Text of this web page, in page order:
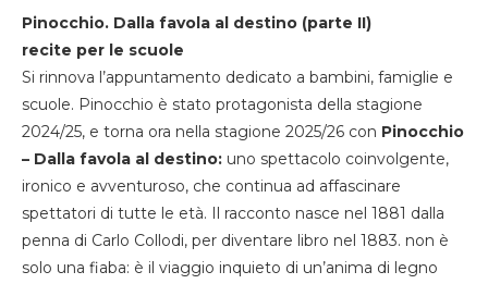
Pinocchio. Dalla favola al destino (parte II)
recite per le scuole
Si rinnova l’appuntamento dedicato a bambini, famiglie e
scuole. Pinocchio è stato protagonista della stagione
2024/25, e torna ora nella stagione 2025/26 con Pinocchio
– Dalla favola al destino: uno spettacolo coinvolgente,
ironico e avventuroso, che continua ad affascinare
spettatori di tutte le età. Il racconto nasce nel 1881 dalla
penna di Carlo Collodi, per diventare libro nel 1883. non è
solo una fiaba: è il viaggio inquieto di un’anima di legno